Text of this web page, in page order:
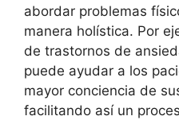
abordar problemas
manera holística. Por
de trastornos de
puede ayudar a los
mayor conciencia de
facilitando así un